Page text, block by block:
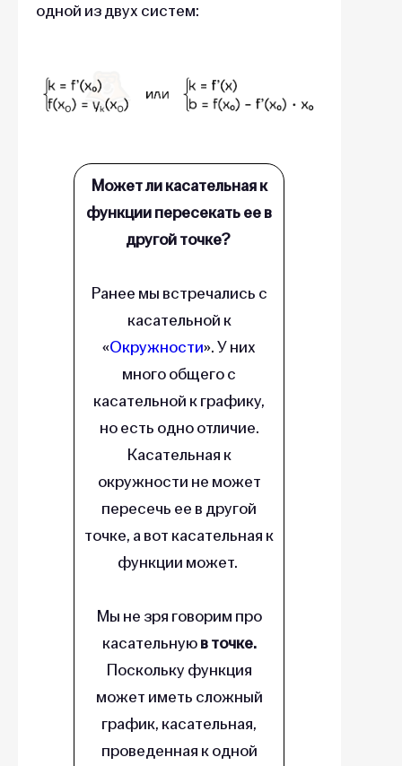
одной из двух систем:
Может ли касательная к
функции пересекать ее в
другой точке?
Ранее мы встречались с
касательной к
«Окружности». У них
много общего с
касательной к графику,
но есть одно отличие.
Касательная к
окружности не может
пересечь ее в другой
точке, а вот касательная к
функции может.
Мы не зря говорим про
касательнуюв точке.
Поскольку функция
может иметь сложный
график, касательная,
проведенная к одной